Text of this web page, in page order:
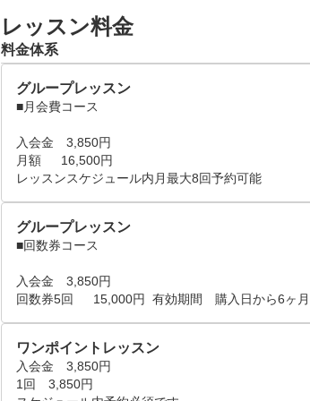
月・水・金曜　13：00～　14：10～　18：
土曜　9：00～　10：10～　11：20～　14：
入力方法＞　第一希望：希望日入力　18
30とご入力下さい。
※レッスン時間60分のため、終了時
例2　平日で行きたい日にちはあるが、19時
入力方法＞　第一希望：希望日入力　13
レッスン料金
料金体系
グループレッスン
■月会費コース
入会金　3,850円
月額　  16,500円
レッスンスケジュール内月最大8回予約可能
グループレッスン
■回数券コース
入会金　3,850円
回数券5回 　 15,000円  有効期間　購入日から6ヶ月
ワンポイントレッスン
入会金　3,850円
1回　3,850円